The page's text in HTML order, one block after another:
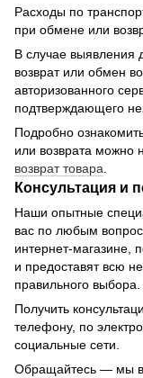
Расходы по
при обмене или
В случае выявления
возврат или обмен
авторизованного
подтверждающего
Подробно
или возврата можно
возврат товара
Консультация и
Наши опытные
вас по любым
интернет-магазине,
и предоставят всю
правильного выбора.
Получить
телефону, по
социальные сети.
Обращайтесь — мы